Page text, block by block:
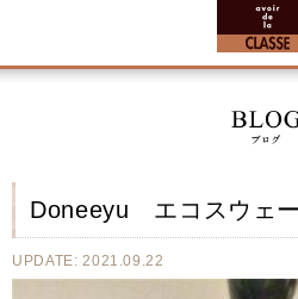
Doneeyu エコスウェ
UPDATE: 2021.09.22